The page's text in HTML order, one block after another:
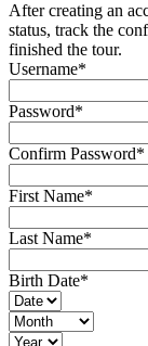
After creating an
status, track the
finished the tour.
Username*
Password*
Confirm Password*
First Name*
Last Name*
Birth Date*